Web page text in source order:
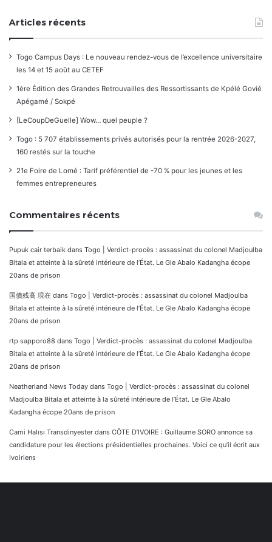
Articles récents
Togo Campus Days : Le nouveau rendez-vous de l’excellence universitaire
les 14 et 15 août au CETEF
1ère Édition des Grandes Retrouvailles des Ressortissants de Kpélé Govié
Apégamé / Sokpé
[LeCoupDeGuelle] Wow… quel peuple ?
Togo : 5 707 établissements privés autorisés pour la rentrée 2026-2027,
160 restés sur la touche
21e Foire de Lomé : Tarif préférentiel de -70 % pour les jeunes et les
femmes entrepreneures
Commentaires récents
Pupuk cair terbaik dans Togo | Verdict-procès : assassinat du colonel Madjoulba
Bitala et atteinte à la sûreté intérieure de l’État. Le Gle Abalo Kadangha écope
20ans de prison
国債残高 現在 dans Togo | Verdict-procès : assassinat du colonel Madjoulba
Bitala et atteinte à la sûreté intérieure de l’État. Le Gle Abalo Kadangha écope
20ans de prison
rtp sapporo88 dans Togo | Verdict-procès : assassinat du colonel Madjoulba
Bitala et atteinte à la sûreté intérieure de l’État. Le Gle Abalo Kadangha écope
20ans de prison
Neatherland News Today dans Togo | Verdict-procès : assassinat du colonel
Madjoulba Bitala et atteinte à la sûreté intérieure de l’État. Le Gle Abalo
Kadangha écope 20ans de prison
Cami Halısı Transdinyester dans CÔTE D’IVOIRE : Guillaume SORO annonce sa
candidature pour les élections présidentielles prochaines. Voici ce qu’il écrit aux
Ivoiriens